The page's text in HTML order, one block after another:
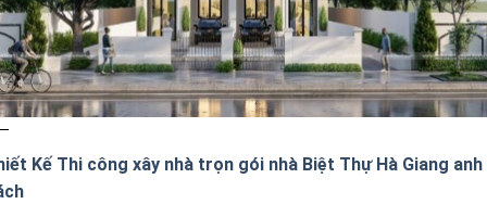
Kế Thi công xây nhà trọn gói nhà Biệt Thự Hà Giang anh